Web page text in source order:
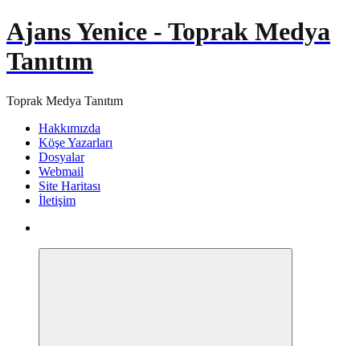
Ajans Yenice - Toprak Medya
Tanıtım
Toprak Medya Tanıtım
Hakkımızda
Köşe Yazarları
Dosyalar
Webmail
Site Haritası
İletişim